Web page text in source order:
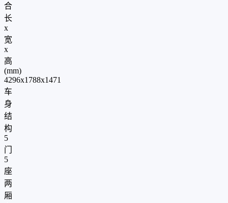
合
长
x
宽
x
高
(mm)
4296x1788x1471
车
身
结
构
5
门
5
座
两
厢